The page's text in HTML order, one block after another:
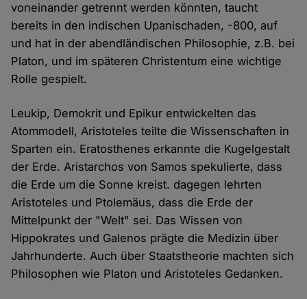
voneinander getrennt werden könnten, taucht
bereits in den indischen Upanischaden, -800, auf
und hat in der abendländischen Philosophie, z.B. bei
Platon, und im späteren Christentum eine wichtige
Rolle gespielt.
Leukip, Demokrit und Epikur entwickelten das
Atommodell, Aristoteles teilte die Wissenschaften in
Sparten ein. Eratosthenes erkannte die Kugelgestalt
der Erde. Aristarchos von Samos spekulierte, dass
die Erde um die Sonne kreist. dagegen lehrten
Aristoteles und Ptolemäus, dass die Erde der
Mittelpunkt der "Welt" sei. Das Wissen von
Hippokrates und Galenos prägte die Medizin über
Jahrhunderte. Auch über Staatstheorie machten sich
Philosophen wie Platon und Aristoteles Gedanken.